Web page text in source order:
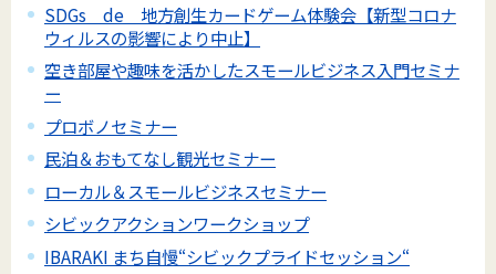
SDGs de 地方創生カードゲーム体験会【新型コロナ
ウィルスの影響により中止】
空き部屋や趣味を活かしたスモールビジネス入門セミナ
ー
プロボノセミナー
民泊＆おもてなし観光セミナー
ローカル＆スモールビジネスセミナー
シビックアクションワークショップ
IBARAKI まち自慢“シビックプライドセッション“